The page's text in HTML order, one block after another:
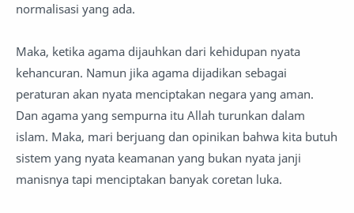
normalisasi yang ada.
Maka, ketika agama dijauhkan dari kehidupan nyata
kehancuran. Namun jika agama dijadikan sebagai
peraturan akan nyata menciptakan negara yang aman.
Dan agama yang sempurna itu Allah turunkan dalam
islam. Maka, mari berjuang dan opinikan bahwa kita butuh
sistem yang nyata keamanan yang bukan nyata janji
manisnya tapi menciptakan banyak coretan luka.